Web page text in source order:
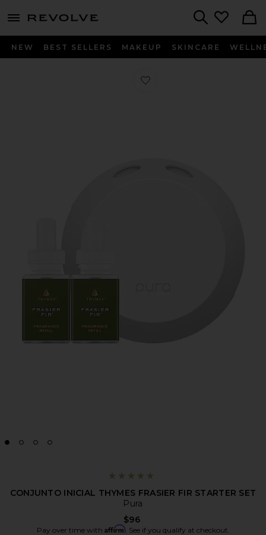
menu - shows more content
NEW BEST SELLERS MAKEUP SKINCARE
Favorito CONJUNTO INICIAL
CONJUNTO INICIAL THYMES FRASIER FIR STARTER SET
Pura
$96
Pay over time with Affirm. See if you qualify at checkout.